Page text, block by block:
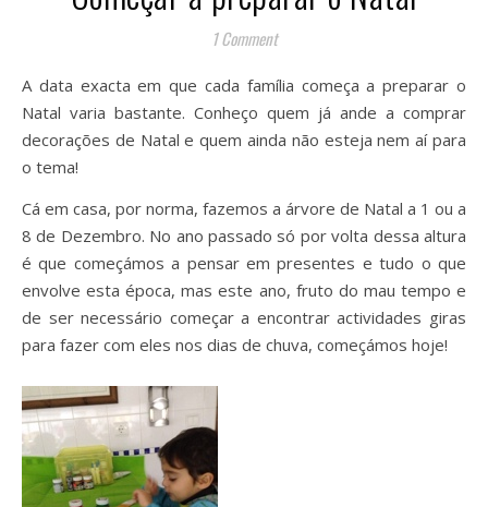
1 Comment
A data exacta em que cada família começa a preparar o
Natal varia bastante. Conheço quem já ande a comprar
decorações de Natal e quem ainda não esteja nem aí para
o tema!
Cá em casa, por norma, fazemos a árvore de Natal a 1 ou a
8 de Dezembro. No ano passado só por volta dessa altura
é que começámos a pensar em presentes e tudo o que
envolve esta época, mas este ano, fruto do mau tempo e
de ser necessário começar a encontrar actividades giras
para fazer com eles nos dias de chuva, começámos hoje!